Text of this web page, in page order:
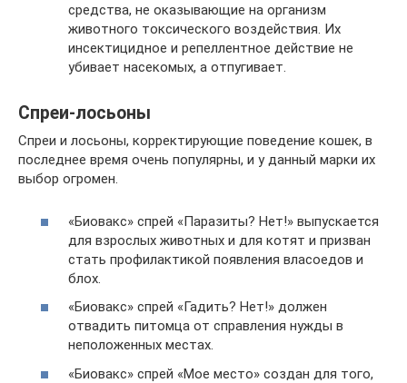
средства, не оказывающие на организм
животного токсического воздействия. Их
инсектицидное и репеллентное действие не
убивает насекомых, а отпугивает.
Спреи-лосьоны
Спреи и лосьоны, корректирующие поведение кошек, в
последнее время очень популярны, и у данный марки их
выбор огромен.
«Биовакс» спрей «Паразиты? Нет!» выпускается
для взрослых животных и для котят и призван
стать профилактикой появления власоедов и
блох.
«Биовакс» спрей «Гадить? Нет!» должен
отвадить питомца от справления нужды в
неположенных местах.
«Биовакс» спрей «Мое место» создан для того,